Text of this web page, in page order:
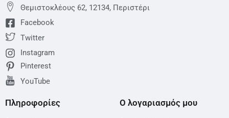
Θεμιστoκλέους 62, 12134, Περιστέρι
Facebook
Twitter
Instagram
Pinterest
YouTube
Πληροφορίες Ο λογαριασμός μου